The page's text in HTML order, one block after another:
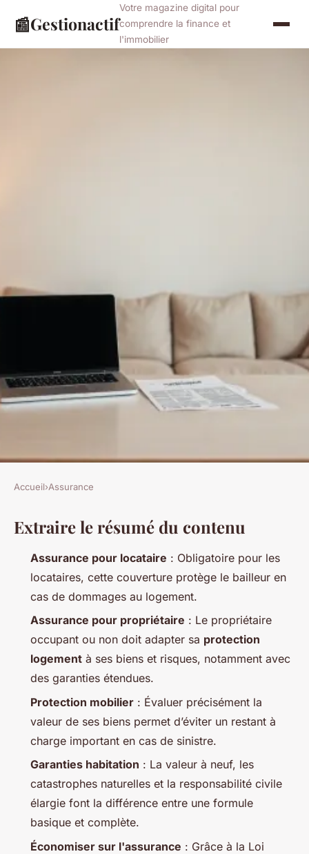
📰Gestionactif
Votre magazine digital pour
comprendre la finance et
l'immobilier
10 conseils pour choisir
l'assurance habitation idéale
Nora•26/05/2026 12:10•8 min de lecture
Accueil›Assurance
Extraire le résumé du contenu
Assurance pour locataire : Obligatoire pour les
locataires, cette couverture protège le bailleur en
cas de dommages au logement.
Assurance pour propriétaire : Le propriétaire
occupant ou non doit adapter sa protection
logement à ses biens et risques, notamment avec
des garanties étendues.
Protection mobilier : Évaluer précisément la
valeur de ses biens permet d’éviter un restant à
charge important en cas de sinistre.
Garanties habitation : La valeur à neuf, les
catastrophes naturelles et la responsabilité civile
élargie font la différence entre une formule
basique et complète.
Économiser sur l'assurance : Grâce à la Loi